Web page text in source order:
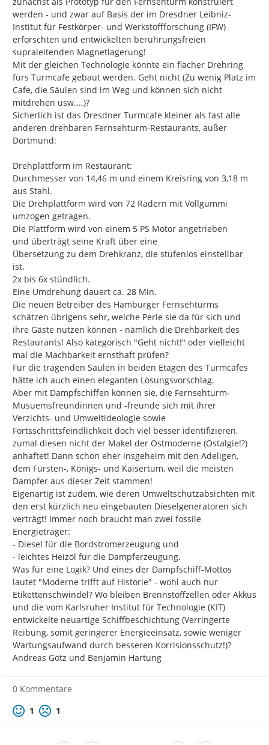
werden - und zwar auf Basis der im Dresdner Leibniz-
Institut für Festkörper- und Werkstoffforschung (IFW)
erforschten und entwickelten berührungsfreien
supraleitenden Magnetlagerung!
Mit der gleichen Technologie könnte ein flacher Drehring
fürs Turmcafe gebaut werden. Geht nicht (Zu wenig Platz im
Cafe, die Säulen sind im Weg und können sich nicht
mitdrehen usw....)?
Sicherlich ist das Dresdner Turmcafe kleiner als fast alle
anderen drehbaren Fernsehturm-Restaurants, außer
Dortmund:
Drehplattform im Restaurant:
Durchmesser von 14,46 m und einem Kreisring von 3,18 m
aus Stahl.
Die Drehplattform wird von 72 Rädern mit Vollgummi
umzogen getragen.
Die Plattform wird von einem 5 PS Motor angetrieben
und überträgt seine Kraft über eine
Übersetzung zu dem Drehkranz, die stufenlos einstellbar
ist.
2x bis 6x stündlich.
Eine Umdrehung dauert ca. 28 Min.
Die neuen Betreiber des Hamburger Fernsehturms
schätzen übrigens sehr, welche Perle sie da für sich und
ihre Gäste nutzen können - nämlich die Drehbarkeit des
Restaurants! Also kategorisch "Geht nicht!" oder vielleicht
mal die Machbarkeit ernsthaft prüfen?
Für die tragenden Säulen in beiden Etagen des Turmcafes
hätte ich auch einen eleganten Lösungsvorschlag.
Aber mit Dampfschiffen können sie, die Fernsehturm-
Musuemsfreundinnen und -freunde sich mit ihrer
Verzichts- und Umweltideologie sowie
Fortsschrittsfeindlichkeit doch viel besser identifizieren,
zumal diesen nicht der Makel der Ostmoderne (Ostalgie!?)
anhaftet! Dann schon eher insgeheim mit den Adeligen,
dem Fürsten-, Königs- und Kaisertum, weil die meisten
Dampfer aus dieser Zeit stammen!
Eigenartig ist zudem, wie deren Umweltschutzabsichten mit
den erst kürzlich neu eingebauten Dieselgeneratoren sich
verträgt! Immer noch braucht man zwei fossile
Energieträger:
- Diesel für die Bordstromerzeugung und
- leichtes Heizöl für die Dampferzeugung.
Was für eine Logik? Und eines der Dampfschiff-Mottos
lautet "Moderne trifft auf Historie" - wohl auch nur
Etikettenschwindel? Wo bleiben Brennstoffzellen oder Akkus
und die vom Karlsruher Institut für Technologie (KIT)
entwickelte neuartige Schiffbeschichtung (Verringerte
Reibung, somit geringerer Energieeinsatz, sowie weniger
Wartungsaufwand durch besseren Korrisionsschutz!)?
Andreas Götz und Benjamin Hartung
0 Kommentare
Positive Bewertung
1 Negative Bewertung
1